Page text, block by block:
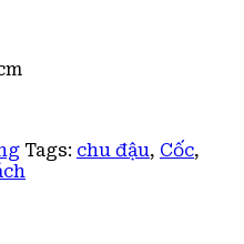
Tags: chu đậu, Cốc,